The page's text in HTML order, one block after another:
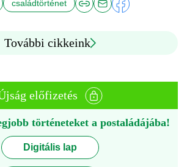
családtörténet
További cikkeink
előfizetés
történeteket a postaládájába!
Digitális lap